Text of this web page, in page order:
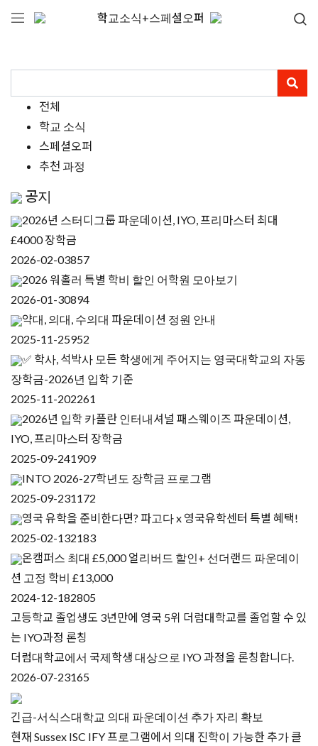
학교소식+스페셜오퍼
전체
학교 소식
스페셜오퍼
추천 과정
공지
2026년 스터디그룹 파운데이션, IYO, 프리마스터 최대
£4000 장학금
2026-02-03857
2026 워홀러 특별 학비 할인 어학원 모아보기
2026-01-30894
약대, 의대, 수의대 파운데이션 정원 안내
2025-11-25952
✅ 학사, 석박사 모든 학생에게 주어지는 영국대학교의 자동
장학금-2026년 입학 기준
2025-11-202261
2026년 입학 카플란 인터내셔널 패스웨이즈 파운데이션,
IYO, 프리마스터 장학금
2025-09-241909
INTO 2026-27학년도 장학금 프로그램
2025-09-231172
영국 유학을 준비한다면? 파고다 x 영국유학센터 특별 혜택!
2025-02-132183
온캠퍼스 최대 £5,000 얼리버드 할인+ 선더랜드 파운데이
션 고정 학비 £13,000
2024-12-182805
고등학교 졸업생도 3년만에 영국 5위 더럼대학교를 졸업할 수 있
는 IYO과정 론칭
더럼대학교에서 국제학생 대상으로 IYO 과정을 론칭합니다.
2026-07-23165
긴급-서식스대학교 의대 파운데이션 추가 자리 확보
현재 Sussex ISC IFY 프로그램에서 의대 진학이 가능한 추가 클